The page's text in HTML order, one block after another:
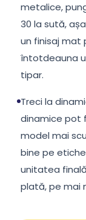
metalice,
30 la sută,
un finisaj mat
întotdeauna
tipar.
Treci la
dinamice pot
model mai
bine pe
unitatea
plată, pe mai